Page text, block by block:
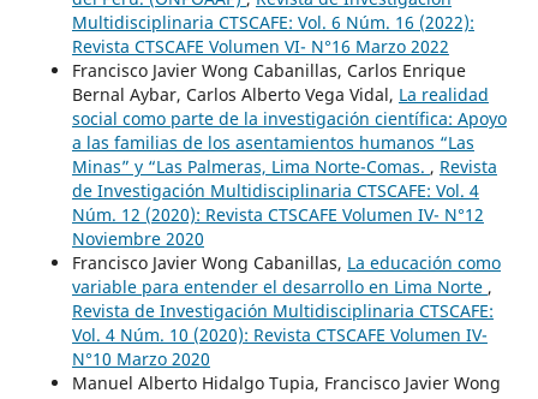
Multidisciplinaria CTSCAFE: Vol. 6 Núm. 16 (2022):
Revista CTSCAFE Volumen VI- N°16 Marzo 2022
Francisco Javier Wong Cabanillas, Carlos Enrique
Bernal Aybar, Carlos Alberto Vega Vidal, La realidad
social como parte de la investigación científica: Apoyo
a las familias de los asentamientos humanos “Las
Minas” y “Las Palmeras, Lima Norte-Comas. , Revista
de Investigación Multidisciplinaria CTSCAFE: Vol. 4
Núm. 12 (2020): Revista CTSCAFE Volumen IV- N°12
Noviembre 2020
Francisco Javier Wong Cabanillas, La educación como
variable para entender el desarrollo en Lima Norte ,
Revista de Investigación Multidisciplinaria CTSCAFE:
Vol. 4 Núm. 10 (2020): Revista CTSCAFE Volumen IV-
N°10 Marzo 2020
Manuel Alberto Hidalgo Tupia, Francisco Javier Wong